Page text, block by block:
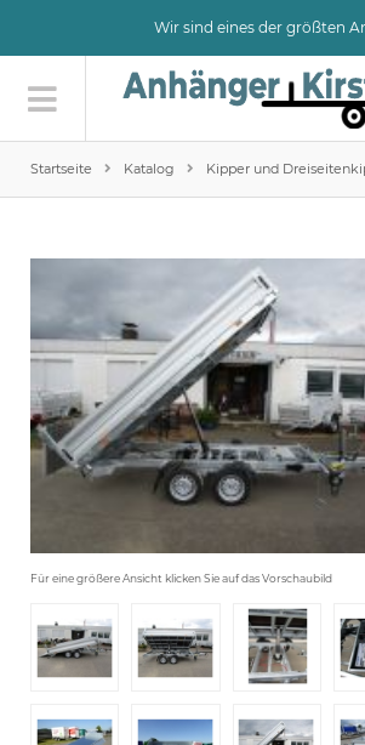
Wir sind eines der größten
Startseite Katalog Kipper und
Für eine größere Ansicht klicken Sie auf das Vorschaubild